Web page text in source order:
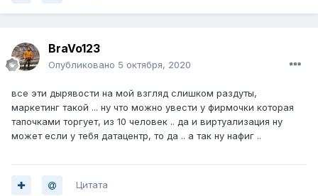
BraVo123
Опубликовано 5 октября, 2020
все эти дырявости на мой взгляд слишком раздуты,
маркетинг такой ... ну что можно увести у фирмочки которая
тапочками торгует, из 10 человек .. да и виртуализация ну
может если у тебя датацентр, то да .. а так ну нафиг ..
Цитата